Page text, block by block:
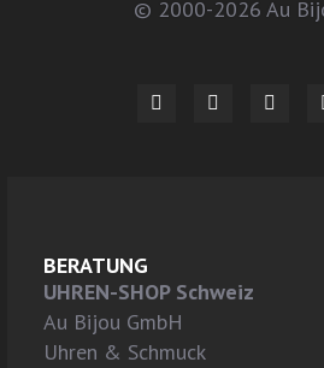
© 2000-2026 Au
BERATUNG
UHREN-SHOP Schweiz
Au Bijou GmbH
Uhren & Schmuck